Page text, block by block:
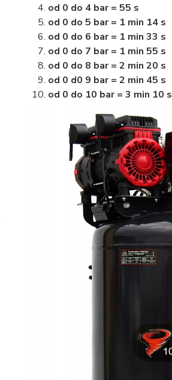
od 0 do 4 bar = 55 s
od 0 do 5 bar = 1 min 14 s
od 0 do 6 bar = 1 min 33 s
od 0 do 7 bar = 1 min 55 s
od 0 do 8 bar = 2 min 20 s
od 0 d0 9 bar = 2 min 45 s
od 0 do 10 bar = 3 min 10 s